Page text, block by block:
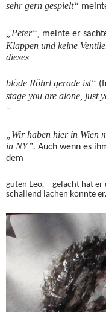
sehr gern gespielt“
„Peter“, meinte er
Klappen und keine
dieses
blöde Röhrl gerade ist“
stage you are alone, just
–
„Wir haben hier in Wien
in NY”. Auch wenn es
dem
guten Leo, – gelacht hat
schallend lachen konnte er.